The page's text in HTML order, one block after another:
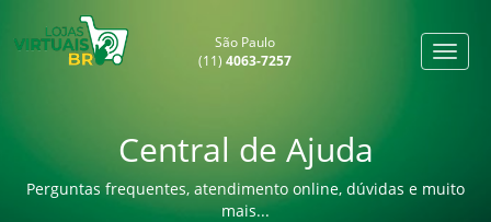
São Paulo
(11)4063-7257
Central de Ajuda
Perguntas frequentes, atendimento online, dúvidas e muito
mais...